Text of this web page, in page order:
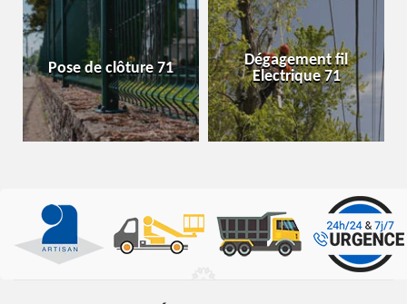
Pose de clôture 71
Dégagement fil
Electrique 71